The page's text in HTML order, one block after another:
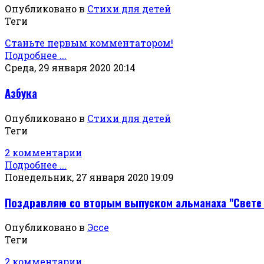
Опубликовано в Стихи для детей
Теги
Станьте первым комментатором!
Подробнее ...
Среда, 29 января 2020 20:14
Азбука
Опубликовано в Стихи для детей
Теги
2 комментарии
Подробнее ...
Понедельник, 27 января 2020 19:09
Поздравляю со вторым выпуском альманаха
Опубликовано в Эссе
Теги